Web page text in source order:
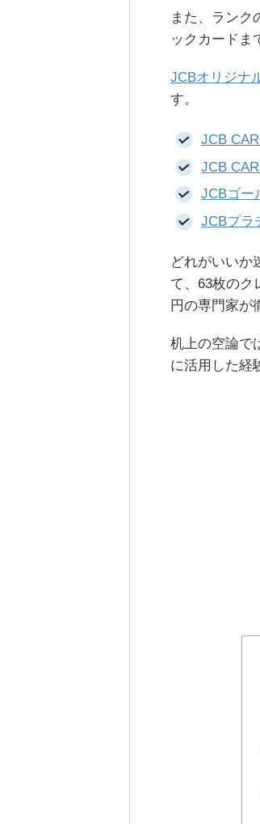
また、ランク
ックカードま
JCBオリジナ
す。
JCB
JCB
JCBゴー
JCBプラ
どれがいいか
て、63枚のク
円の専門家が
机上の空論で
に活用した経